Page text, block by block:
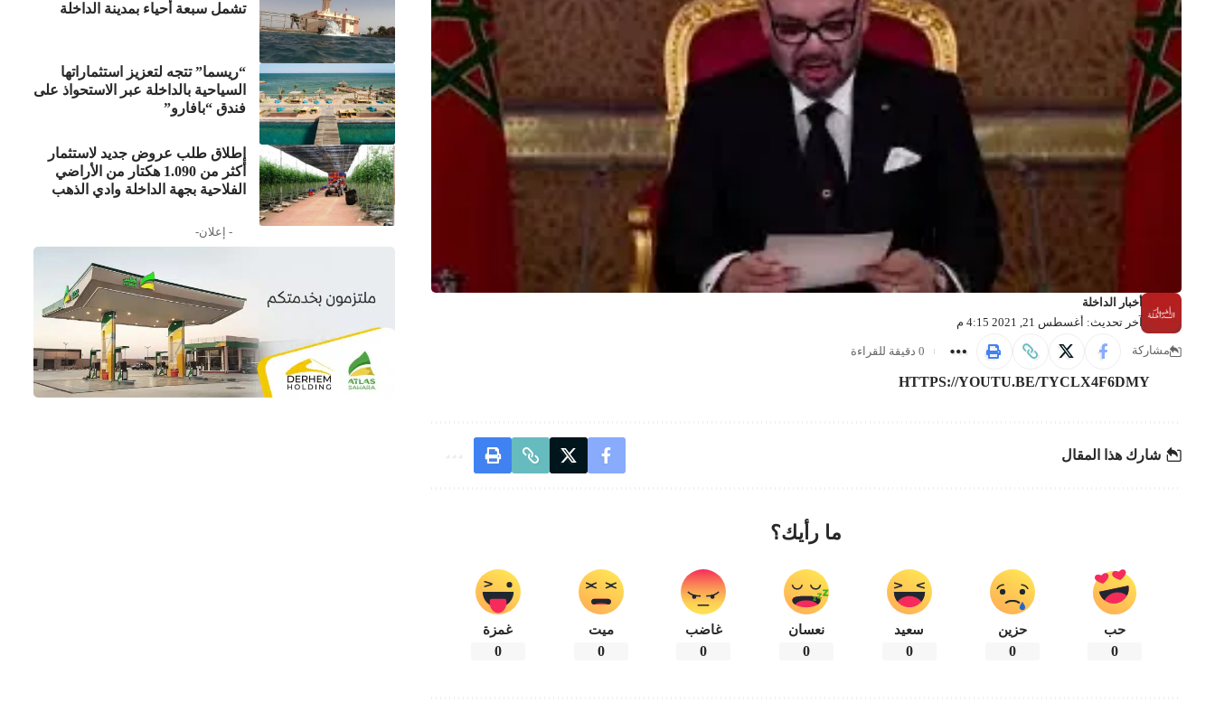
تشمل سبعة أحياء بمدينة الداخلة
“ريسما” تتجه لتعزيز استثماراتها
السياحية بالداخلة عبر الاستحواذ على
فندق “بافارو”
إطلاق طلب عروض جديد لاستثمار
أكثر من 1.090 هكتار من الأراضي
الفلاحية بجهة الداخلة وادي الذهب
- إعلان-
آخر تحديث: أغسطس 21, 2021 4:15 م
أخبار الداخلة
مشاركة 0 دقيقة للقراءة
HTTPS://YOUTU.BE/TYCLX4F6DMY
شارك هذا المقال
ما رأيك؟
حب
0
حزين
0
سعيد
0
نعسان
0
غاضب
0
ميت
0
غمزة
0